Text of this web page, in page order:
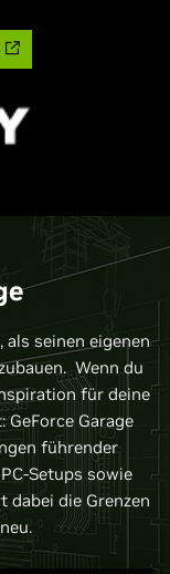
seinen eigenen
Wenn du
für deine
Garage
führender
Setups sowie
dabei die Grenzen